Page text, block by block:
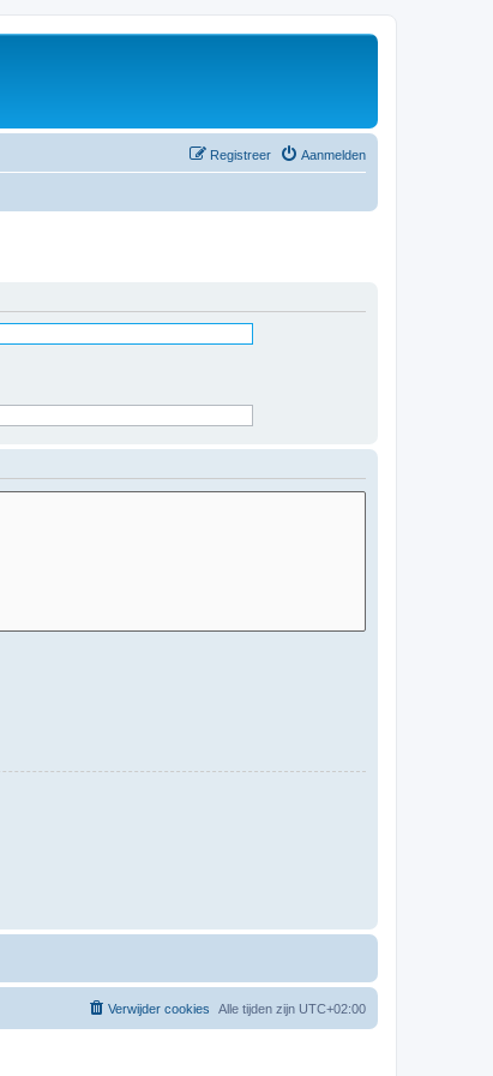
Aanmelden
Registreer
Alle tijden zijn UTC+02:00
Verwijder cookies